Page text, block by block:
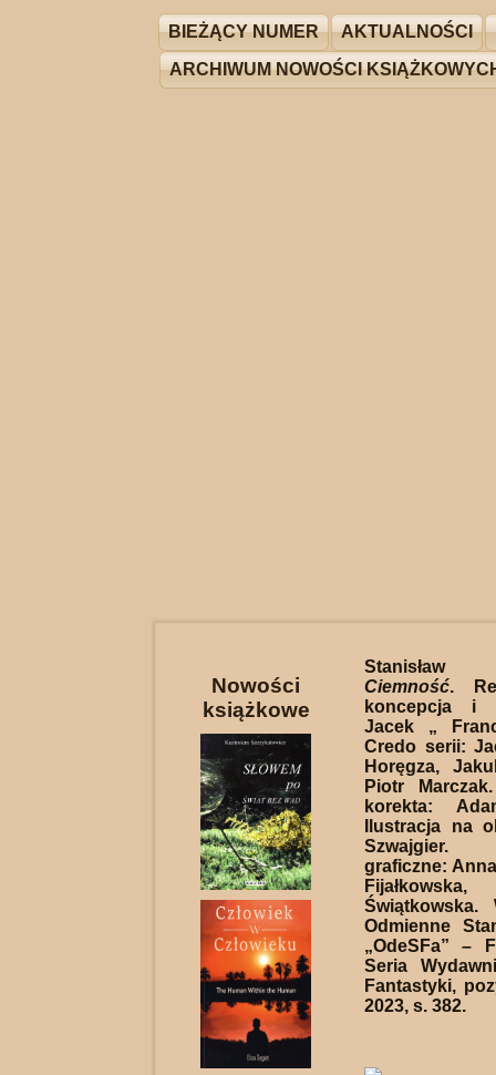
BIEŻĄCY NUMER AKTUALNOŚCI
ARCHIWUM NOWOŚCI
Nowości
książkowe
Stanisław
Ciemność.
koncepcja i
Jacek „
Credo serii:
Horęgza,
Piotr
korekta:
Ilustracja na
Szwajgier.
graficzne:
Świątkowska.
Odmienne
„OdeSFa” –
Seria
Fantastyki,
2023, s. 382.